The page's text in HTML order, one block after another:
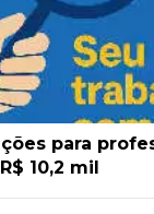
para
10,2 mil